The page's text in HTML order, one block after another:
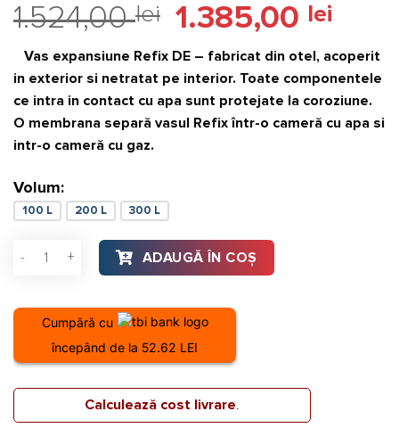
5.00din 5
pe baza
singure
evaluări
1.524,00lei
Prețul
inițial
a
fost:
1.524,00 lei.
1.385,00 leiPrețul
este:
Vas expansiune Refix DE – fabricat din otel, acoperit
in exterior si netratat pe interior. Toate componentele
ce intra in contact cu apa sunt protejate la coroziune.
O membrana separă vasul Refix într-o cameră cu apa si
intr-o cameră cu gaz.
Volum:
100 L 200 L 300 L
Cantitate Vas de expasiune sanitar Reflex Refix DE 100 L, 10
ADAUGĂ ÎN COȘ
Cumpără cu
începând de la 52.62 LEI
Calculează cost livrare